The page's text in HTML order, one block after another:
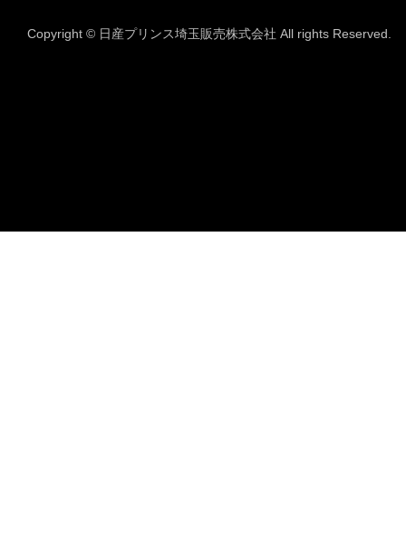
Copyright © 日産プリンス埼玉販売株式会社 All rights Reserved.